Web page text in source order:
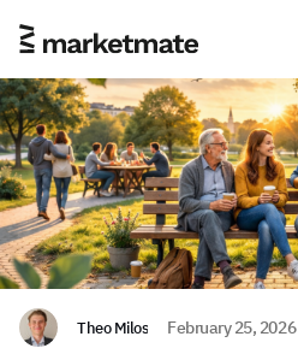
Theo Milos February 25, 2026